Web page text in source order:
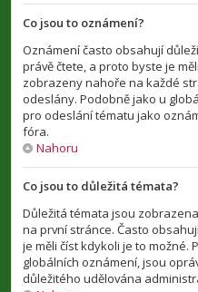
Co jsou to oznámení?
Oznámení často obsahují
právě čtete, a proto byste je
zobrazeny nahoře na každé
odeslány. Podobně jako u
pro odeslání tématu jako
fóra.
Nahoru
Co jsou to důležitá témata?
Důležitá témata jsou
na první stránce. Často
je měli číst kdykoli je to možné.
globálních oznámení, jsou
důležitého udělována